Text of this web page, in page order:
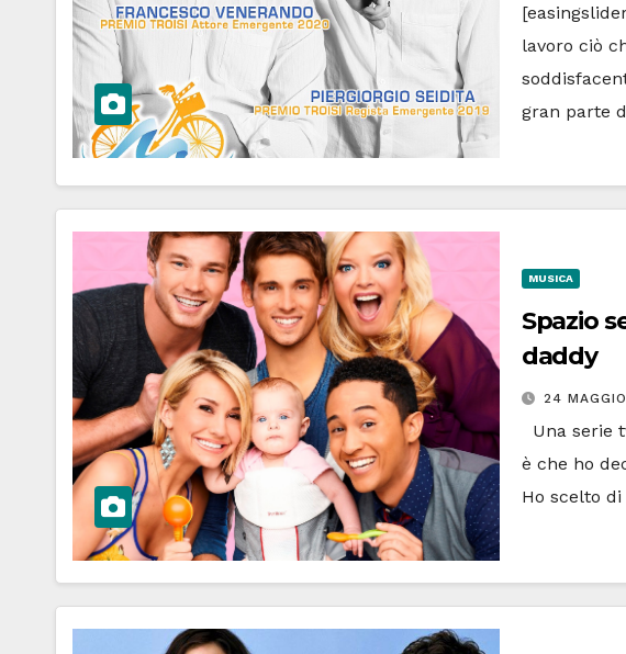
lavoro ciò
gran parte
MUSICA
Spazio
daddy
24
Una serie
è che ho
Ho scelto